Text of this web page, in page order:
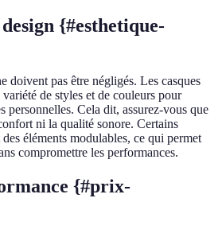
{#esthetique-
doivent pas être négligés. Les casques
de styles et de couleurs pour
personnelles. Cela dit, assurez-vous que
ni la qualité sonore. Certains
éléments modulables, ce qui permet
compromettre les performances.
{#prix-